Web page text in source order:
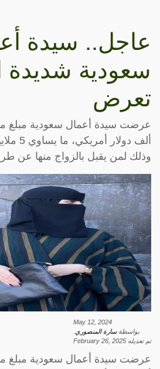
عاجل.. سيدة
سعودية شديدة
تعرض
ألف
وذلك لمن يقبل بالزواج منها عن
May 12, 2024
بواسطةسارة المنصوري
تم تعديله February 26, 2025